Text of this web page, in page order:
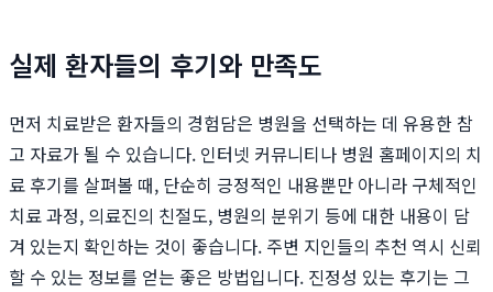
실제 환자들의 후기와 만족도
먼저 치료받은 환자들의 경험담은 병원을 선택하는 데 유용한 참
고 자료가 될 수 있습니다. 인터넷 커뮤니티나 병원 홈페이지의 치
료 후기를 살펴볼 때, 단순히 긍정적인 내용뿐만 아니라 구체적인
치료 과정, 의료진의 친절도, 병원의 분위기 등에 대한 내용이 담
겨 있는지 확인하는 것이 좋습니다. 주변 지인들의 추천 역시 신뢰
할 수 있는 정보를 얻는 좋은 방법입니다. 진정성 있는 후기는 그